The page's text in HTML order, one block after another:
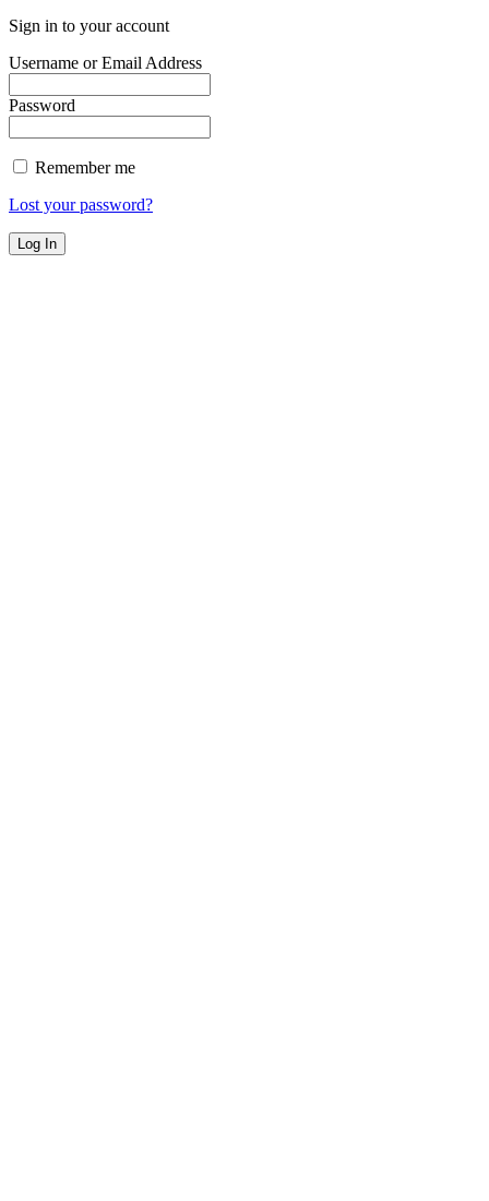
Sign in to your account
Username or Email Address
Password
Remember me
Lost your password?